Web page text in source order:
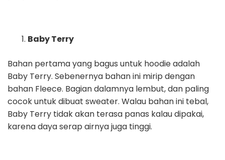
Baby Terry
Bahan pertama yang bagus untuk hoodie adalah
Baby Terry. Sebenernya bahan ini mirip dengan
bahan Fleece. Bagian dalamnya lembut, dan paling
cocok untuk dibuat sweater. Walau bahan ini tebal,
Baby Terry tidak akan terasa panas kalau dipakai,
karena daya serap airnya juga tinggi.